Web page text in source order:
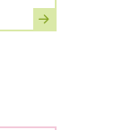
En savoir plus